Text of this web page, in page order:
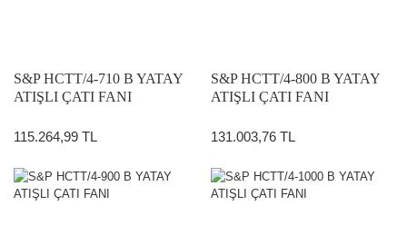
S&P HCTT/4-710 B YATAY
ATIŞLI ÇATI FANI
115.264,99 TL
S&P HCTT/4-800 B YATAY
ATIŞLI ÇATI FANI
131.003,76 TL